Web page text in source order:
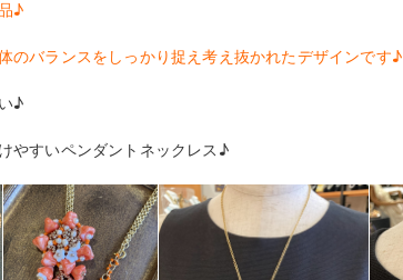
♪
のバランスをしっかり捉え考え抜かれたデザインです♪
♪
やすいペンダントネックレス♪